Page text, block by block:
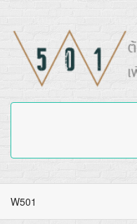
W501